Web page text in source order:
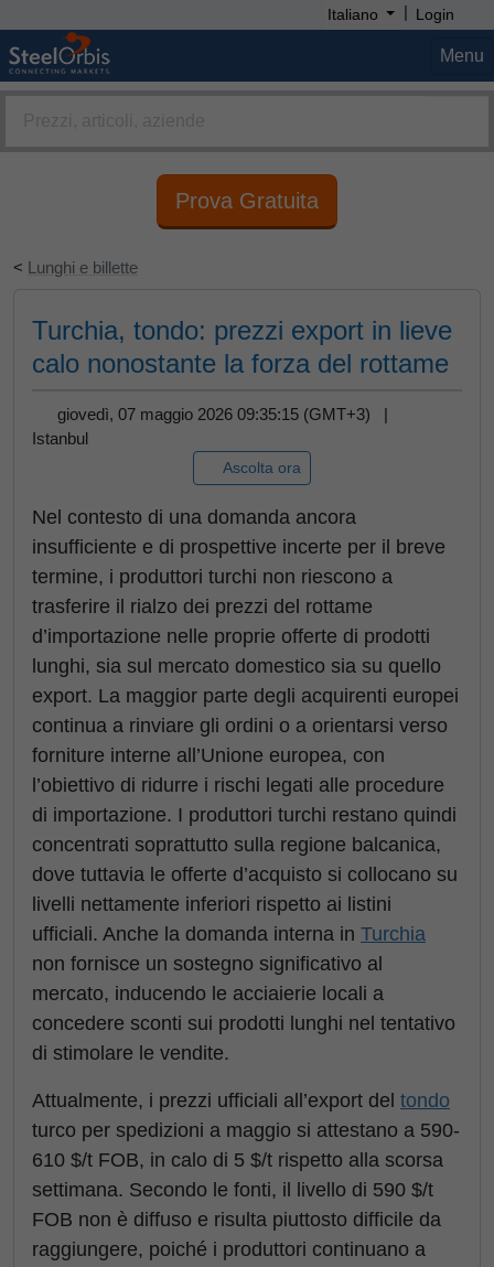
Italiano | Login
Menu
Prova Gratuita
< Lunghi e billette
Turchia, tondo: prezzi export in lieve
calo nonostante la forza del rottame
giovedì, 07 maggio 2026 09:35:15 (GMT+3) |
Istanbul
Ascolta ora
Nel contesto di una domanda ancora
insufficiente e di prospettive incerte per il breve
termine, i produttori turchi non riescono a
trasferire il rialzo dei prezzi del rottame
d’importazione nelle proprie offerte di prodotti
lunghi, sia sul mercato domestico sia su quello
export. La maggior parte degli acquirenti europei
continua a rinviare gli ordini o a orientarsi verso
forniture interne all’Unione europea, con
l’obiettivo di ridurre i rischi legati alle procedure
di importazione. I produttori turchi restano quindi
concentrati soprattutto sulla regione balcanica,
dove tuttavia le offerte d’acquisto si collocano su
livelli nettamente inferiori rispetto ai listini
ufficiali. Anche la domanda interna in Turchia
non fornisce un sostegno significativo al
mercato, inducendo le acciaierie locali a
concedere sconti sui prodotti lunghi nel tentativo
di stimolare le vendite.
Attualmente, i prezzi ufficiali all’export del tondo
turco per spedizioni a maggio si attestano a 590-
610 $/t FOB, in calo di 5 $/t rispetto alla scorsa
settimana. Secondo le fonti, il livello di 590 $/t
FOB non è diffuso e risulta piuttosto difficile da
raggiungere, poiché i produttori continuano a